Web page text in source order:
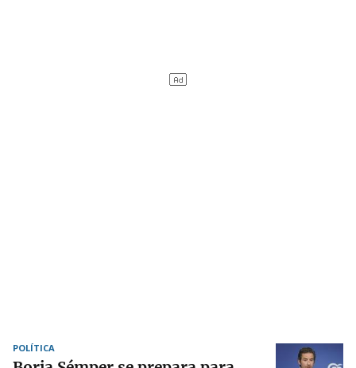
POLÍTICA